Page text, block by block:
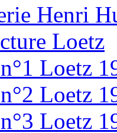
Henri
Loetz
Loetz
Loetz
Loetz